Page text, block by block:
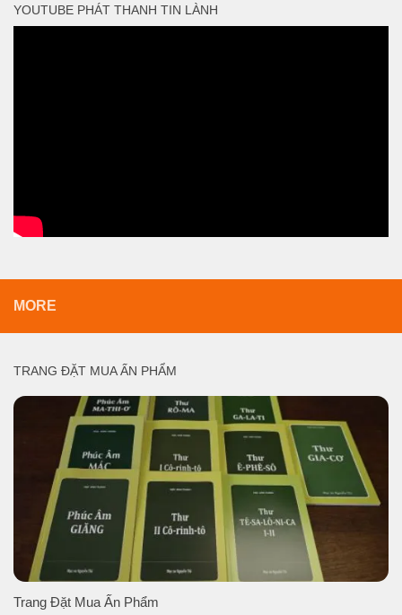
YOUTUBE PHÁT THANH TIN LÀNH
MORE
TRANG ĐẶT MUA ẤN PHẨM
Trang Đặt Mua Ấn Phẩm